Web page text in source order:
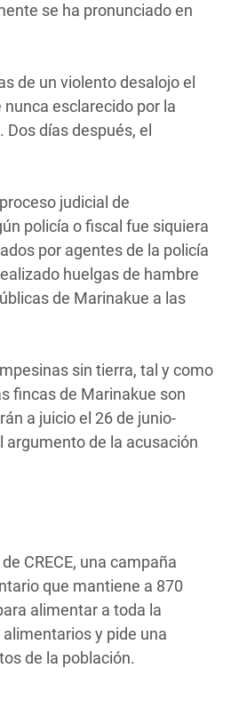
se ha pronunciado en
de un violento desalojo el
esclarecido por la
días después, el
judicial de
policía o fiscal fue siquiera
por agentes de la policía
huelgas de hambre
de Marinakue a las
sin tierra, tal y como
fincas de Marinakue son
a juicio el 26 de junio-
argumento de la acusación
CRECE, una campaña
que mantiene a 870
alimentar a toda la
y pide una
de la población.